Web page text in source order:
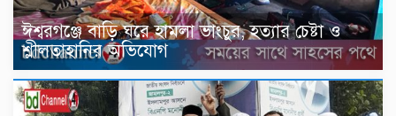
ঈশ্বরগঞ্জে বাড়ি ঘরে হামলা ভাংচুর, হত্যার চেষ্টা ও
শ্লীলতাহানির অভিযোগ